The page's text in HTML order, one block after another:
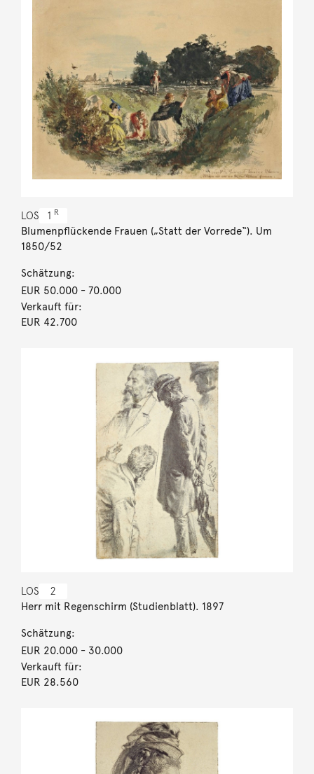
LOS 1 R
Blumenpflückende Frauen („Statt der Vorrede“). Um
1850/52
Schätzung:
EUR 50.000- 70.000
Verkauft für:
EUR 42.700
LOS 2
Herr mit Regenschirm (Studienblatt). 1897
Schätzung:
EUR 20.000- 30.000
Verkauft für:
EUR 28.560